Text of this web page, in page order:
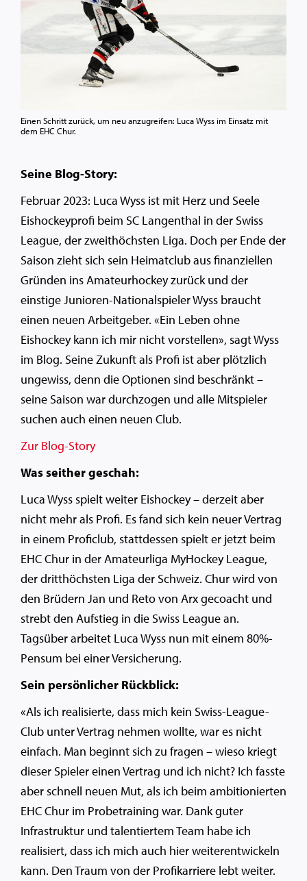
Einen Schritt zurück, um neu anzugreifen: Luca Wyss im Einsatz mit
dem EHC Chur.
Seine Blog-Story:
Februar 2023: Luca Wyss ist mit Herz und Seele
Eishockeyprofi beim SC Langenthal in der Swiss
League, der zweithöchsten Liga. Doch per Ende der
Saison zieht sich sein Heimatclub aus finanziellen
Gründen ins Amateurhockey zurück und der
einstige Junioren-Nationalspieler Wyss braucht
einen neuen Arbeitgeber. «Ein Leben ohne
Eishockey kann ich mir nicht vorstellen», sagt Wyss
im Blog. Seine Zukunft als Profi ist aber plötzlich
ungewiss, denn die Optionen sind beschränkt –
seine Saison war durchzogen und alle Mitspieler
suchen auch einen neuen Club.
Zur Blog-Story
Was seither geschah:
Luca Wyss spielt weiter Eishockey – derzeit aber
nicht mehr als Profi. Es fand sich kein neuer Vertrag
in einem Proficlub, stattdessen spielt er jetzt beim
EHC Chur in der Amateurliga MyHockey League,
der dritthöchsten Liga der Schweiz. Chur wird von
den Brüdern Jan und Reto von Arx gecoacht und
strebt den Aufstieg in die Swiss League an.
Tagsüber arbeitet Luca Wyss nun mit einem 80%-
Pensum bei einer Versicherung.
Sein persönlicher Rückblick:
«Als ich realisierte, dass mich kein Swiss-League-
Club unter Vertrag nehmen wollte, war es nicht
einfach. Man beginnt sich zu fragen – wieso kriegt
dieser Spieler einen Vertrag und ich nicht? Ich fasste
aber schnell neuen Mut, als ich beim ambitionierten
EHC Chur im Probetraining war. Dank guter
Infrastruktur und talentiertem Team habe ich
realisiert, dass ich mich auch hier weiterentwickeln
kann. Den Traum von der Profikarriere lebt weiter.